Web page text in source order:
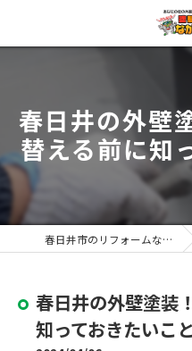
春日井の外壁
替える前に知
春日井市のリフォームなら塗替え工房ながもち君 春日井店
春日井の外壁塗装
知っておきたいこと